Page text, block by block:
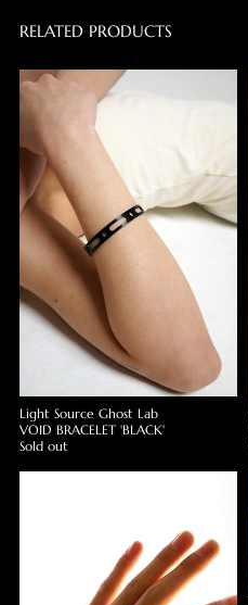
RELATED PRODUCTS
Light Source Ghost Lab
VOID BRACELET 'BLACK'
Sold out